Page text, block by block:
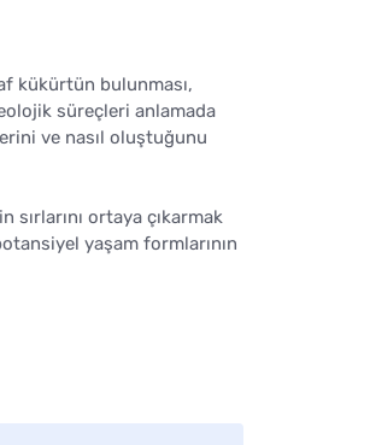
kükürtün bulunması,
süreçleri anlamada
ve nasıl oluştuğunu
ortaya çıkarmak
yaşam formlarının